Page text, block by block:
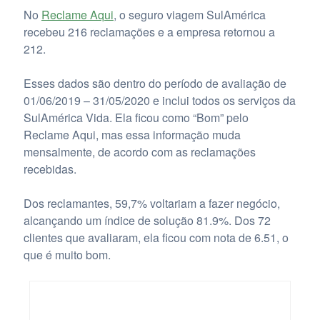
No Reclame Aqui, o seguro viagem SulAmérica
recebeu 216 reclamações e a empresa retornou a
212.
Esses dados são dentro do período de avaliação de
01/06/2019 – 31/05/2020 e inclui todos os serviços da
SulAmérica Vida. Ela ficou como “Bom” pelo
Reclame Aqui, mas essa informação muda
mensalmente, de acordo com as reclamações
recebidas.
Dos reclamantes, 59,7% voltariam a fazer negócio,
alcançando um índice de solução 81.9%. Dos 72
clientes que avaliaram, ela ficou com nota de 6.51, o
que é muito bom.